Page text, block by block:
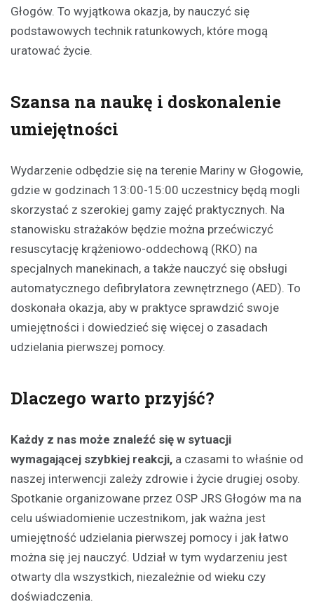
Głogów. To wyjątkowa okazja, by nauczyć się
podstawowych technik ratunkowych, które mogą
uratować życie.
Szansa na naukę i doskonalenie
umiejętności
Wydarzenie odbędzie się na terenie Mariny w Głogowie,
gdzie w godzinach 13:00-15:00 uczestnicy będą mogli
skorzystać z szerokiej gamy zajęć praktycznych. Na
stanowisku strażaków będzie można przećwiczyć
resuscytację krążeniowo-oddechową (RKO) na
specjalnych manekinach, a także nauczyć się obsługi
automatycznego defibrylatora zewnętrznego (AED). To
doskonała okazja, aby w praktyce sprawdzić swoje
umiejętności i dowiedzieć się więcej o zasadach
udzielania pierwszej pomocy.
Dlaczego warto przyjść?
Każdy z nas może znaleźć się w sytuacji
wymagającej szybkiej reakcji, a czasami to właśnie od
naszej interwencji zależy zdrowie i życie drugiej osoby.
Spotkanie organizowane przez OSP JRS Głogów ma na
celu uświadomienie uczestnikom, jak ważna jest
umiejętność udzielania pierwszej pomocy i jak łatwo
można się jej nauczyć. Udział w tym wydarzeniu jest
otwarty dla wszystkich, niezależnie od wieku czy
doświadczenia.